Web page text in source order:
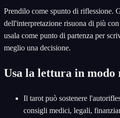
Prendilo come spunto di riflessione.
dell'interpretazione risuona di più
usala come punto di partenza per
meglio una decisione.
Usa la lettura in modo
Il tarot può sostenere
consigli medici, legali,